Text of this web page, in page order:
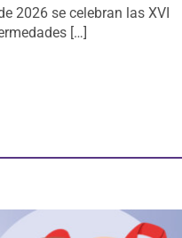
2026 se celebran las XVI
[…]